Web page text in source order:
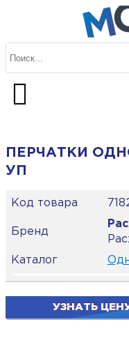
ПЕРЧАТКИ
УП
Код товара
Бренд
Каталог
УЗНАТЬ